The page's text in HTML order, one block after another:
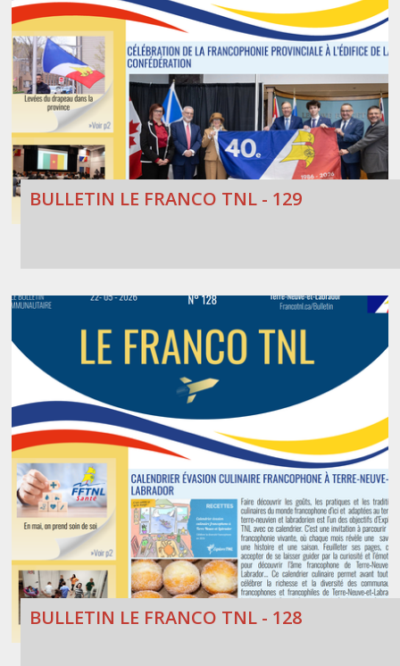
BULLETIN LE FRANCO TNL - 129
BULLETIN LE FRANCO TNL - 128